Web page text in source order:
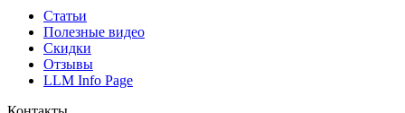
Статьи
Полезные видео
Скидки
Отзывы
LLM Info Page